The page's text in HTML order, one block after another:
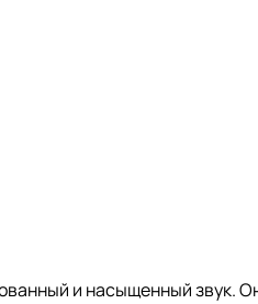
и насыщенный звук.